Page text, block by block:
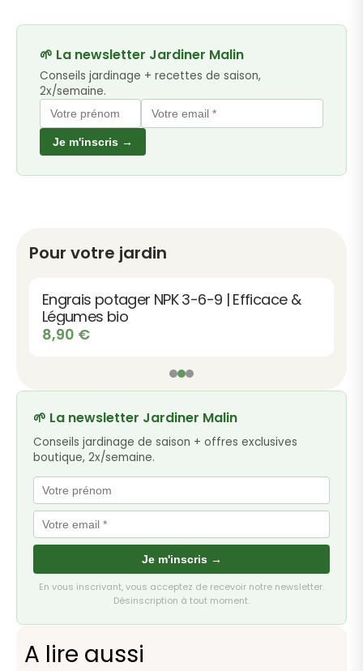
🌱 La newsletter Jardiner Malin
Conseils jardinage + recettes de saison,
2x/semaine.
Je m'inscris →
Pour votre jardin
Engrais potager NPK 3-6-9 | Efficace &
Légumes bio
8,90 €
🌱 La newsletter Jardiner Malin
Conseils jardinage de saison + offres exclusives
boutique, 2x/semaine.
Je m'inscris →
En vous inscrivant, vous acceptez de recevoir notre newsletter.
Désinscription à tout moment.
A lire aussi